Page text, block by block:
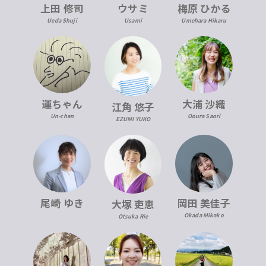
上田 修司
Ueda Shuji
ウサミ
Usami
梅原 ひかる
Umehara Hikaru
運ちゃん
Un-chan
江角 悠子
EZUMI YUKO
大浦 沙織
Ooura Saori
尾崎 ゆき 大塚 吏恵
Otsuka Rie
岡田 美佳子
Okada Mikako